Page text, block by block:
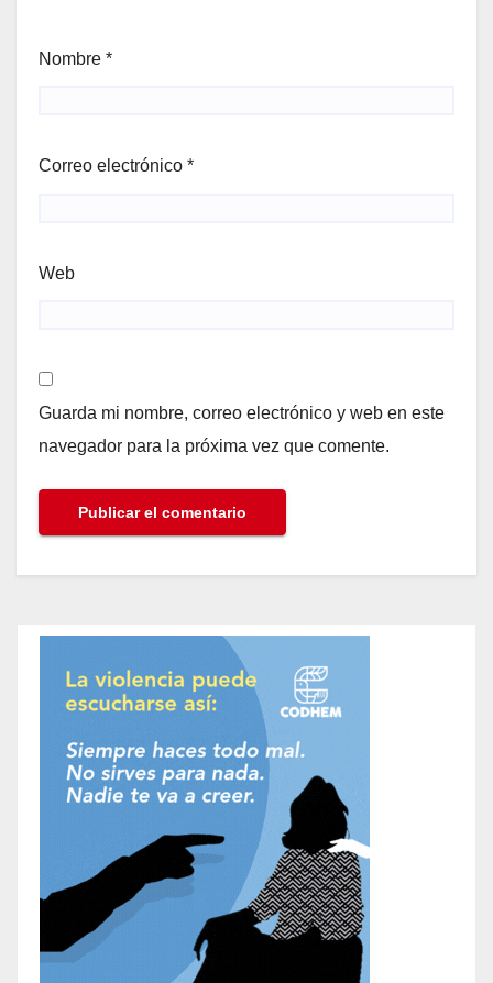
Nombre *
Correo electrónico *
Web
Guarda mi nombre, correo electrónico y web en este
navegador para la próxima vez que comente.